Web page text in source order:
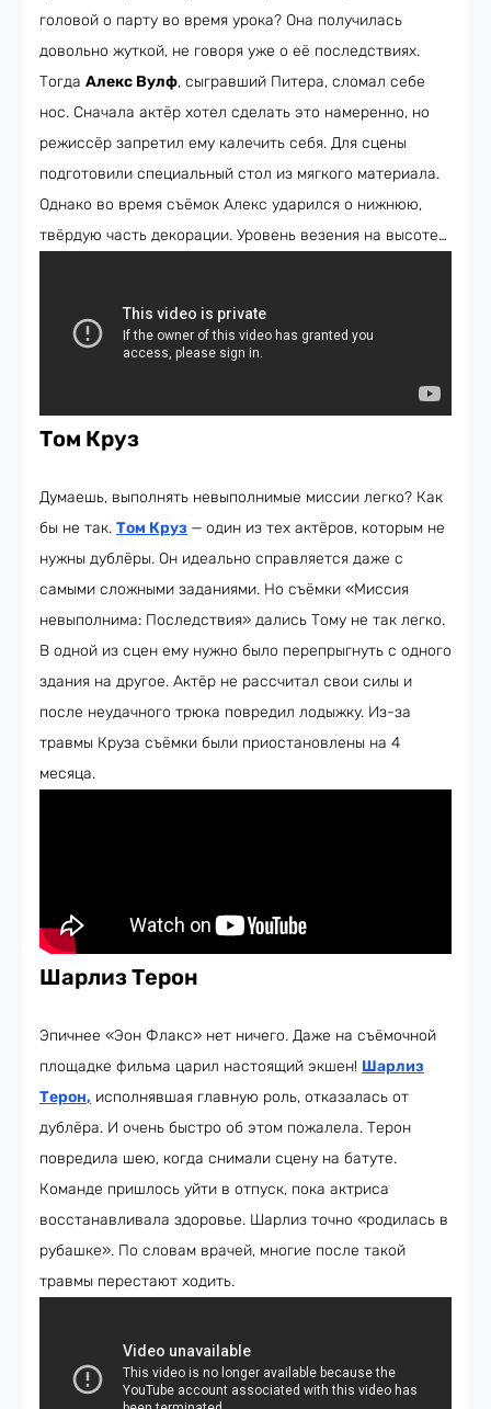
головой о парту во время урока? Она получилась
довольно жуткой, не говоря уже о её последствиях.
Тогда Алекс Вулф, сыгравший Питера, сломал себе
нос. Сначала актёр хотел сделать это намеренно, но
режиссёр запретил ему калечить себя. Для сцены
подготовили специальный стол из мягкого материала.
Однако во время съёмок Алекс ударился о нижнюю,
твёрдую часть декорации. Уровень везения на высоте…
Том Круз
Думаешь, выполнять невыполнимые миссии легко? Как
бы не так. Том Круз — один из тех актёров, которым не
нужны дублёры. Он идеально справляется даже с
самыми сложными заданиями. Но съёмки «Миссия
невыполнима: Последствия» дались Тому не так легко.
В одной из сцен ему нужно было перепрыгнуть с одного
здания на другое. Актёр не рассчитал свои силы и
после неудачного трюка повредил лодыжку. Из-за
травмы Круза съёмки были приостановлены на 4
месяца.
Шарлиз Терон
Эпичнее «Эон Флакс» нет ничего. Даже на съёмочной
площадке фильма царил настоящий экшен! Шарлиз
Терон, исполнявшая главную роль, отказалась от
дублёра. И очень быстро об этом пожалела. Терон
повредила шею, когда снимали сцену на батуте.
Команде пришлось уйти в отпуск, пока актриса
восстанавливала здоровье. Шарлиз точно «родилась в
рубашке». По словам врачей, многие после такой
травмы перестают ходить.